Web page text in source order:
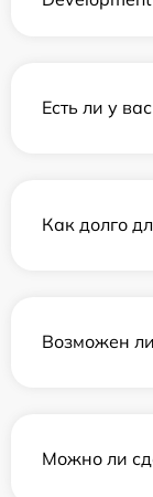
Есть ли у
Как долго
Возможен
Можно ли